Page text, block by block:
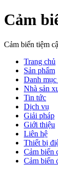
Cảm
Cảm biến tiệm
Trang chủ
Sản phẩm
Danh mục
Nhà sản
Tin tức
Dịch vụ
Giải pháp
Giới thiệu
Liên hệ
Thiết bị
Cảm biến
Cảm biến